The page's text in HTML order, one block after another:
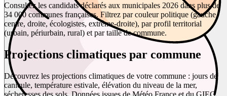
Consultez les candidats déclarés aux municipales 2026 dans plus de
34 000 communes françaises. Filtrez par couleur politique (gauche,
centre, droite, écologistes, extrême-droite), par profil territorial
(urbain, périurbain, rural) et par taille de commune.
Projections climatiques par commune
Découvrez les projections climatiques de votre commune : jours de
canicule, température estivale, élévation du niveau de la mer,
sécheresses des sols. Données issues de Météo France et du GIEC,